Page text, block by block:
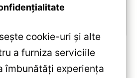
cookie-uri și alte
a furniza serviciile
îmbunătăți experiența